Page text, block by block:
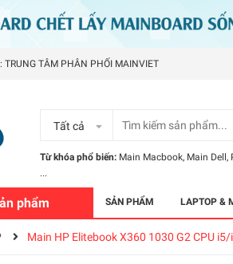
TÂM PHÂN PHỐI MAINVIET
Tất cả
Từ khóa phổ biến: Main Macbook, Main Dell,
...
phẩm SẢN PHẨM LAPTOP &
Main HP Elitebook X360 1030 G2 CPU